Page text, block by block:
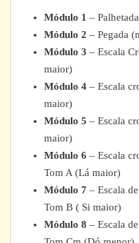
Módulo 1 –
Módulo 2 – Pegada
Módulo 3 – Escala
maior)
Módulo 4 – Escala
maior)
Módulo 5 – Escala
maior)
Módulo 6 – Escala
Tom A (Lá maior)
Módulo 7 – Escala
Tom B ( Si maior)
Módulo 8 – Escala